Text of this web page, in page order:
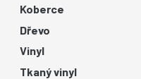
Koberce
Dřevo
Vinyl
Tkaný vinyl